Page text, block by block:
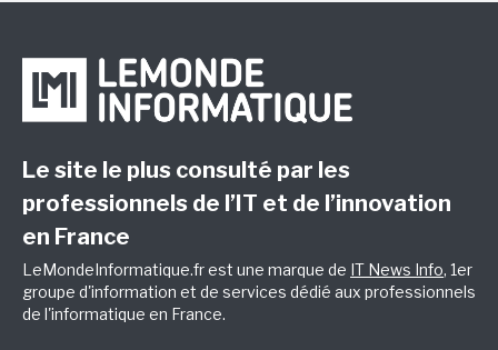
Le site le plus consulté par les
professionnels de l’IT et de l’innovation
en France
LeMondeInformatique.fr est une marque de IT News Info, 1er
groupe d'information et de services dédié aux professionnels
de l'informatique en France.